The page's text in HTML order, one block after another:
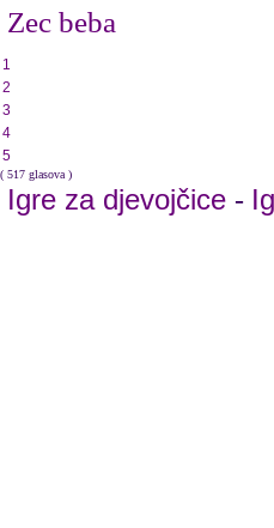
Zec beba
1
2
3
4
5
( 517 glasova )
Igre za djevojčice -